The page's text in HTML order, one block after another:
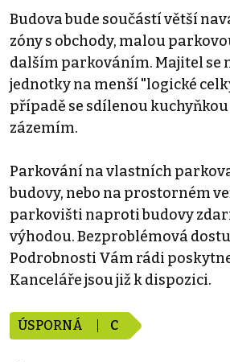
Budova bude součástí větší
zóny s obchody, malou
dalším parkováním. Majitel se
jednotky na menší "logické
případě se sdílenou
zázemím.
Parkování na vlastních
budovy, nebo na prostorném
parkovišti naproti budovy
výhodou. Bezproblémová
Podrobnosti Vám rádi
Kanceláře jsou již k dispozici.
ÚSPORNÁ C